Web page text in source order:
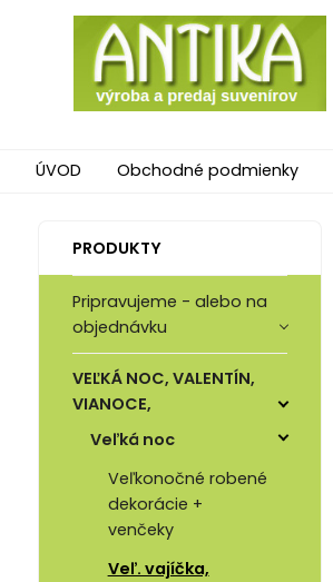
ÚVOD Obchodné podmienky
PRODUKTY
Pripravujeme - alebo na
objednávku
VEĽKÁ NOC, VALENTÍN,
VIANOCE,
Veľká noc
Veľkonočné robené
dekorácie +
venčeky
Veľ. vajíčka,